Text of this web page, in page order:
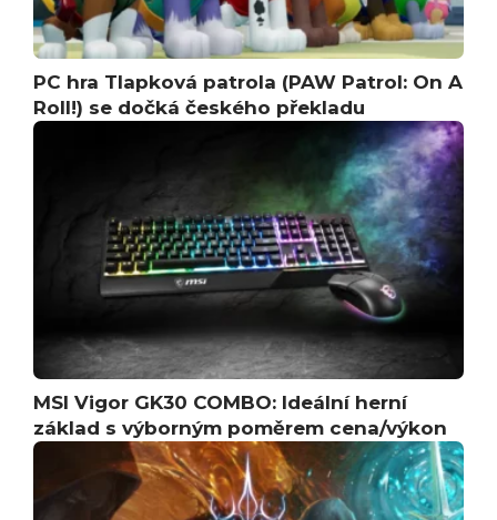
PC hra Tlapková patrola (PAW Patrol: On A
Roll!) se dočká českého překladu
MSI Vigor GK30 COMBO: Ideální herní
základ s výborným poměrem cena/výkon